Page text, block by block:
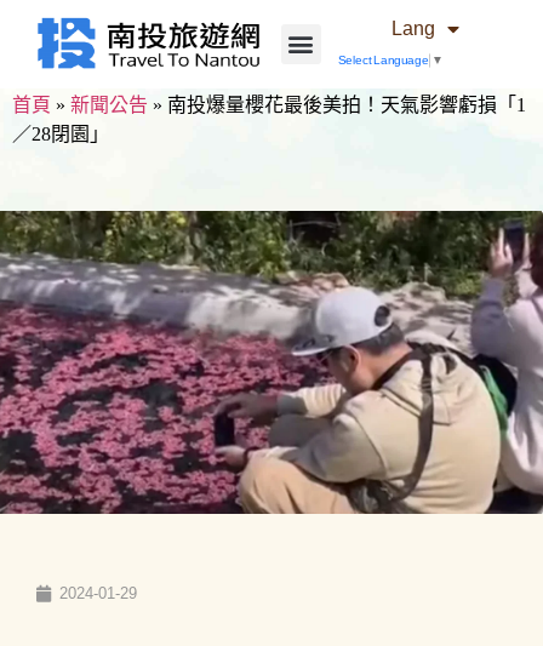
Lang
Select Language ▼
首頁 » 新聞公告 » 南投爆量櫻花最後美拍！天氣影響虧損「1
／28閉園」
2024-01-29